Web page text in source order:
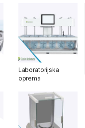
Laboratorijska
oprema